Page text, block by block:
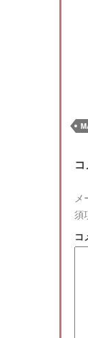
メ
須
コ